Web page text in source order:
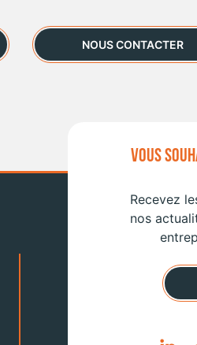
NOUS CONTACTER
VOUS
Recevez
nos